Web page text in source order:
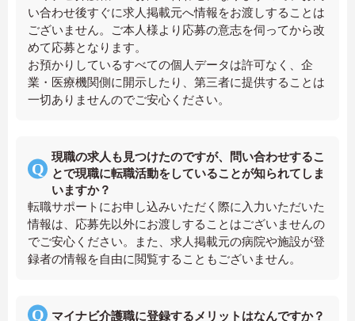
い合わせ後すぐに求人掲載元へ情報をお渡しすることは
ございません。ご本人様より応募の意志を伺ってから改
めて応募となります。
お預かりしているすべての個人データは許可なく、企
業・医療機関側に開示したり、第三者に提供することは
一切ありませんのでご安心ください。
現職の求人も見つけたのですが、問い合わせするこ
とで現職に転職活動をしていることが知られてしま
いますか？
転職サポートにお申し込みいただく際に入力いただいた
情報は、応募先以外にお渡しすることはございませんの
でご安心ください。また、求人掲載元の病院や施設が登
録者の情報を自由に閲覧することもございません。
マイナビ介護職に登録するメリットはなんですか？